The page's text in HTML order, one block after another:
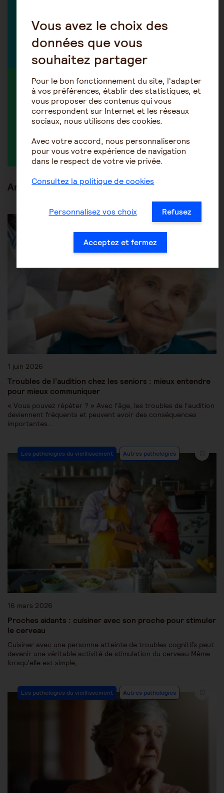
Découvrir tous nos experts
MEMBRE ACTIF DANS LA DISCUSSION
Monikabis
Articles en lien
Les pathologies du vieillissement Autres pathologies
1 juin 2026
Troubles de l’audition chez les seniors : mieux entendre
pour mieux communiquer
« Vous pouvez répéter ? » Avec l’âge, les troubles de l’audition
deviennent fréquents et peuvent avoir des conséquences
importantes…
Les pathologies du vieillissement Autres pathologies
16 mars 2026
Proches aidants : cuisiner avec son proche pour stimuler
le cerveau
Cuisiner avec une personne atteinte de troubles cognitifs peut
devenir une véritable activité de stimulation du cerveau.Même
lorsqu’elle est simple,…
Les pathologies du vieillissement Autres pathologies
Vous avez le choix des
données que vous
souhaitez partager
Pour le bon fonctionnement du site, l'adapter
à vos préférences, établir des statistiques, et
vous proposer des contenus qui vous
correspondent sur Internet et les réseaux
sociaux, nous utilisons des cookies.
Avec votre accord, nous personnaliserons
pour vous votre expérience de navigation
dans le respect de votre vie privée.
Consultez la politique de cookies
Personnalisez vos choix Refusez
Acceptez et fermez